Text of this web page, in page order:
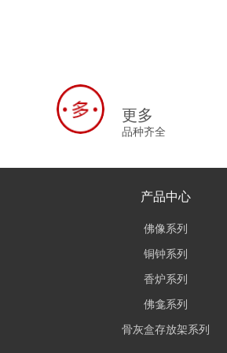
更多
品种齐全
产品中心
佛像系列
铜钟系列
香炉系列
佛龛系列
骨灰盒存放架系列